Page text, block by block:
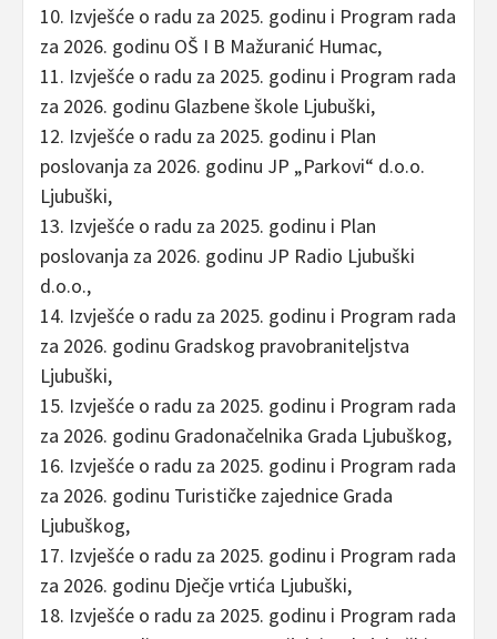
10. Izvješće o radu za 2025. godinu i Program rada
za 2026. godinu OŠ I B Mažuranić Humac,
11. Izvješće o radu za 2025. godinu i Program rada
za 2026. godinu Glazbene škole Ljubuški,
12. Izvješće o radu za 2025. godinu i Plan
poslovanja za 2026. godinu JP „Parkovi“ d.o.o.
Ljubuški,
13. Izvješće o radu za 2025. godinu i Plan
poslovanja za 2026. godinu JP Radio Ljubuški
d.o.o.,
14. Izvješće o radu za 2025. godinu i Program rada
za 2026. godinu Gradskog pravobraniteljstva
Ljubuški,
15. Izvješće o radu za 2025. godinu i Program rada
za 2026. godinu Gradonačelnika Grada Ljubuškog,
16. Izvješće o radu za 2025. godinu i Program rada
za 2026. godinu Turističke zajednice Grada
Ljubuškog,
17. Izvješće o radu za 2025. godinu i Program rada
za 2026. godinu Dječje vrtića Ljubuški,
18. Izvješće o radu za 2025. godinu i Program rada